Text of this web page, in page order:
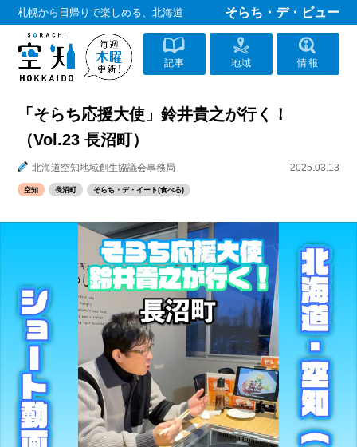
札幌から日帰りで楽しめる、北海道 そらち・デ・ビュー
記事 地域 情報
「そらち応援大使」鈴井貴之が行く！
（Vol.23 長沼町）
北海道空知地域創生協議会事務局 2025.03.13
空知 長沼町 そらち・デ・イート(食べる)